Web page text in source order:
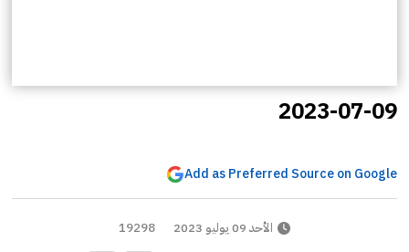
2023-07-09
Add as Preferred Source on Google
الأحد 09 يوليو 2023 19298